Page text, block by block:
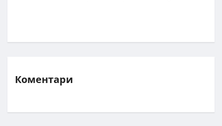
Коментари